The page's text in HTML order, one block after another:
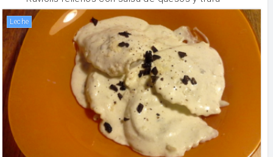
leche